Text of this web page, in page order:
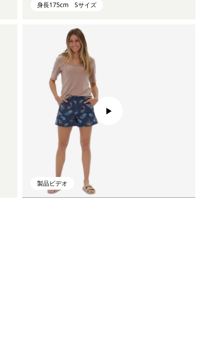
身長175cm Sサイズ
製品ビデオ